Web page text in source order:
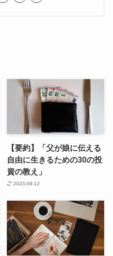
【要約】「父が娘に伝える
自由に生きるための30の投
資の教え」
2023-09-12